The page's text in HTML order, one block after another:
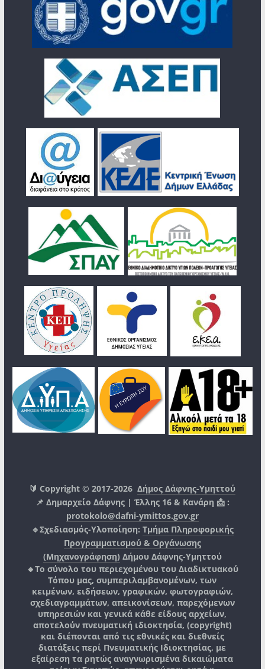
🔰 Copyright © 2017-2026Δήμος Δάφνης-Υμηττού
📌 Δημαρχείο Δάφνης | Έλλης 16 & Κανάρη 📩 :
protokolo@dafni-ymittos.gov.gr
🔹Σχεδιασμός-Υλοποίηση: Τμήμα Πληροφορικής
Προγραμματισμού & Οργάνωσης
(Μηχανογράφηση) Δήμου Δάφνης-Υμηττού
🔸Το σύνολο του περιεχομένου του Διαδικτυακού
Τόπου μας, συμπεριλαμβανομένων, των
κειμένων, ειδήσεων, γραφικών, φωτογραφιών,
σχεδιαγραμμάτων, απεικονίσεων, παρεχόμενων
υπηρεσιών και γενικά κάθε είδους αρχείων,
αποτελούν πνευματική ιδιοκτησία, (copyright)
και διέπονται από τις εθνικές και διεθνείς
διατάξεις περί Πνευματικής Ιδιοκτησίας, με
εξαίρεση τα ρητώς αναγνωρισμένα δικαιώματα